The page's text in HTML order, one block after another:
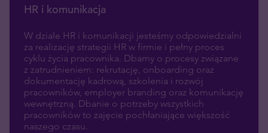
HR i komunikacja
W dziale HR i komunikacji jesteśmy odpowiedzialni
za realizację strategii HR w firmie i pełny proces
cyklu życia pracownika. Dbamy o procesy związane
z zatrudnieniem: rekrutację, onboarding oraz
dokumentację kadrową, szkolenia i rozwój
pracowników, employer branding oraz komunikację
wewnętrzną. Dbanie o potrzeby wszystkich
pracowników to zajęcie pochłaniające większość
naszego czasu.